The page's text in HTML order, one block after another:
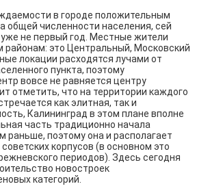
в городе положительным
общей численности населения, сей
не первый год. Местные жители
районам: это Центральный, Московский
локации расходятся лучами от
пункта, поэтому
вовсе не равняется центру
отметить, что на территории каждого
как элитная, так и
Калининград в этом плане вполне
часть традиционно начала
раньше, поэтому она и располагает
корпусов (в основном это
периодов). Здесь сегодня
новостроек
категорий.